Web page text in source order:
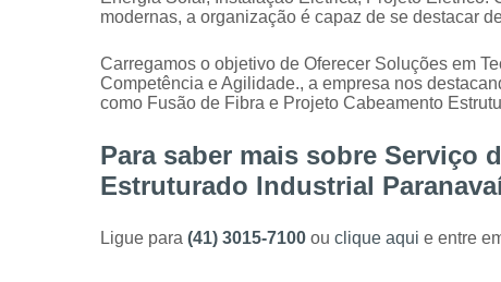
modernas, a organização é capaz de se destacar
Carregamos o objetivo de Oferecer Soluções em
Competência e Agilidade., a empresa nos
como Fusão de Fibra e Projeto Cabeamento
Para saber mais sobre Serviço
Estruturado Industrial
Ligue para (41) 3015-7100 ou clique aqui e entre